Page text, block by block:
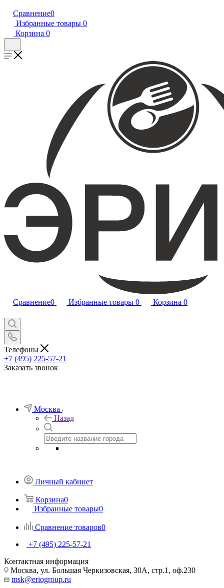
Сравнение0
Избранные товары 0
Корзина 0
Сравнение0 Избранные товары 0 Корзина 0
Телефоны
+7 (495) 225-57-21
Заказать звонок
Москва
Назад
Личный кабинет
Корзина0
Избранные товары0
Сравнение товаров0
+7 (495) 225-57-21
Контактная информация
Москва, ул. Большая Черкизовская, 30А, стр.1, оф.230
msk@eriogroup.ru